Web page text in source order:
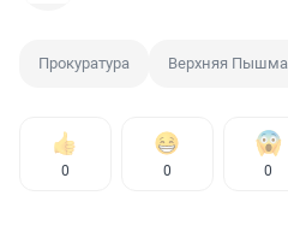
Прокуратура Верхняя Пышма
0 0 0